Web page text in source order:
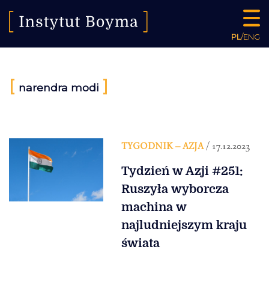
PL/ENG
[ narendra modi ]
TYGODNIK – AZJA/ 17.12.2023
Tydzień w Azji #251:
Ruszyła wyborcza
machina w
najludniejszym kraju
świata